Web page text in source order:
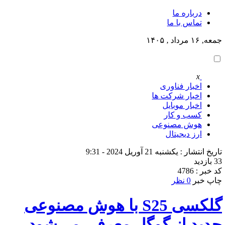
درباره ما
تماس با ما
جمعه, ۱۶ مرداد , ۱۴۰۵
x
اخبار فناوری
اخبار شرکت ها
اخبار موبایل
کسب و کار
هوش مصنوعی
ارز دیجیتال
تاریخ انتشار : یکشنبه 21 آوریل 2024 - 9:31
33 بازدید
کد خبر : 4786
چاپ خبر 0 نظر
گلکسی S25 با هوش مصنوعی